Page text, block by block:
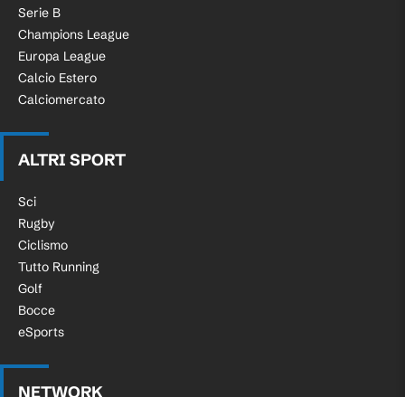
Serie B
Champions League
Europa League
Calcio Estero
Calciomercato
ALTRI SPORT
Sci
Rugby
Ciclismo
Tutto Running
Golf
Bocce
eSports
NETWORK